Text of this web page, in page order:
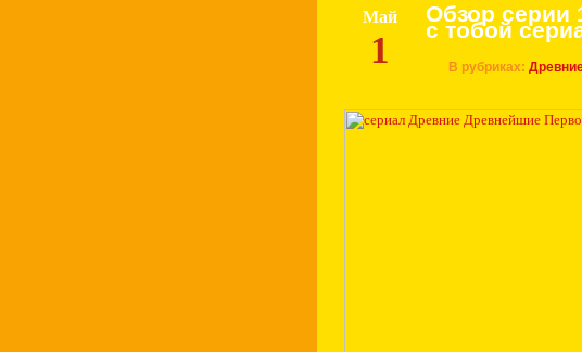
Май
1
Обзор серии
с тобой
В рубриках: